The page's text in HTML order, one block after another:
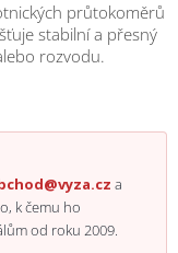
průtokoměrů
stabilní a přesný
rozvodu.
a
k čemu ho
od roku 2009.